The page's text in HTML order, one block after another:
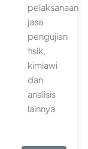
pelaksanaan
jasa
pengujian
fisik,
kimiawi
dan
analisis
lainnya